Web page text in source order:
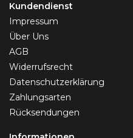
Kundendienst
Impressum
Über Uns
AGB
Widerrufsrecht
Datenschutzerklärung
Zahlungsarten
Rücksendungen